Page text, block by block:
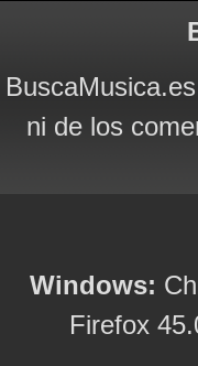
ni de los
Windows:
Firefox